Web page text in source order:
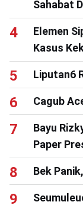
Sahabat
Elemen
Kasus
Liputan6
Cagub
Bayu
Paper
Bek